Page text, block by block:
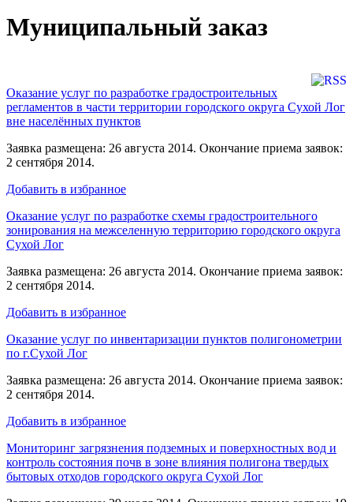
Муниципальный заказ
Оказание услуг по разработке градостроительных
регламентов в части территории городского округа Сухой Лог
вне населённых пунктов
Заявка размещена: 26 августа 2014. Окончание приема заявок:
2 сентября 2014.
Добавить в избранное
Оказание услуг по разработке схемы градостроительного
зонирования на межселенную территорию городского округа
Сухой Лог
Заявка размещена: 26 августа 2014. Окончание приема заявок:
2 сентября 2014.
Добавить в избранное
Оказание услуг по инвентаризации пунктов полигонометрии
по г.Сухой Лог
Заявка размещена: 26 августа 2014. Окончание приема заявок:
2 сентября 2014.
Добавить в избранное
Мониторинг загрязнения подземных и поверхностных вод и
контроль состояния почв в зоне влияния полигона твердых
бытовых отходов городского округа Сухой Лог